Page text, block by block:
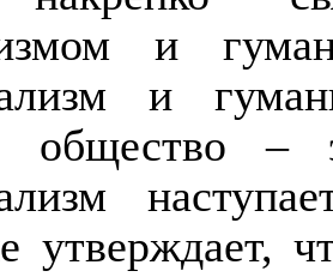
и
и
общество –
утверждает,